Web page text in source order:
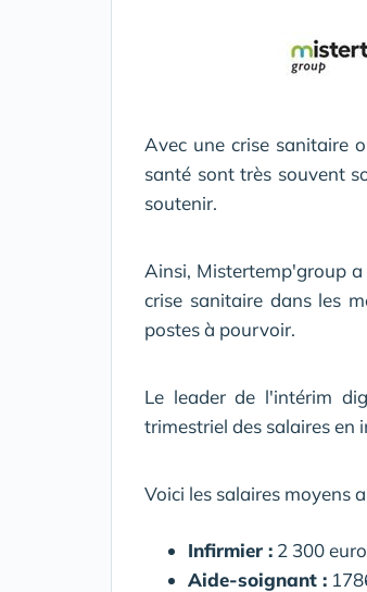
Avec une crise sanitaire
santé sont très souvent
soutenir.
Ainsi, Mistertemp'group
crise sanitaire dans les
postes à pourvoir.
Le leader de l'intérim
trimestriel des salaires en
Voici les salaires moyens
Infirmier : 2 300
Aide-soignant :